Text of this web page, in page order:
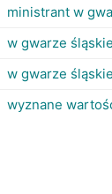
ministrant w
w gwarze
w gwarze
wyznane